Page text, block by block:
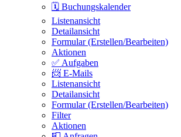
🗓️ Buchungskalender
Listenansicht
Detailansicht
Formular (Erstellen/Bearbeiten)
Aktionen
✅ Aufgaben
📨 E-Mails
Listenansicht
Detailansicht
Formular (Erstellen/Bearbeiten)
Filter
Aktionen